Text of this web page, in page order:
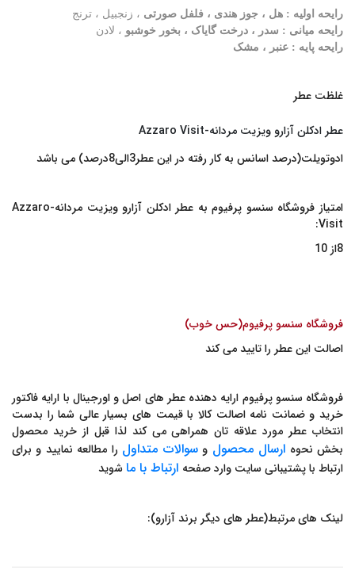
رایحه اولیه : هل ، جوز هندی ، فلفل صورتی ، زنجبیل ، ترنج
رایحه میانی : سدر ، درخت گایاک ، بخور خوشبو ، لادن
رایحه پایه : عنبر ، مشک
غلظت عطر
عطر ادکلن آزارو ویزیت مردانه-Azzaro Visit
ادوتویلت(درصد اسانس به کار رفته در این عطر3الی8درصد) می باشد
امتیاز فروشگاه سنسو پرفیوم به
عطر ادکلن آزارو ویزیت مردانه-Azzaro
Visit:
8از 10
فروشگاه سنسو پرفیوم(حس خوب)
اصالت این عطر را تایید می کند
فروشگاه سنسو پرفیوم ارایه دهنده عطر های اصل و اورجینال با ارایه فاکتور
خرید و ضمانت نامه اصالت کالا با قیمت های بسیار عالی شما را بدست
انتخاب عطر مورد علاقه تان همراهی می کند لذا قبل از خرید محصول
بخش نحوه ارسال محصول وسوالات متداول را مطالعه نمایید و برای
ارتباط با پشتیبانی سایت وارد صفحه ارتباط با ماشوید
لینک های مرتبط(عطر های دیگر برند آزارو):